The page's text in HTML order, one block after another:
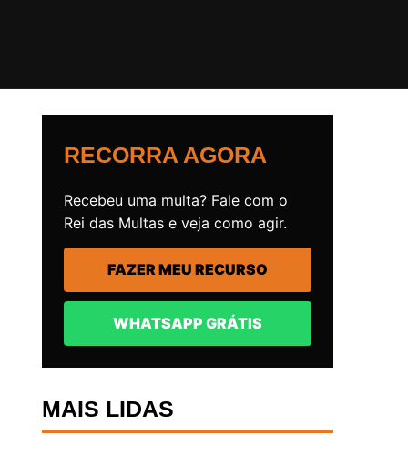
RECORRA AGORA
Recebeu uma multa? Fale com o
Rei das Multas e veja como agir.
FAZER MEU RECURSO
WHATSAPP GRÁTIS
MAIS LIDAS